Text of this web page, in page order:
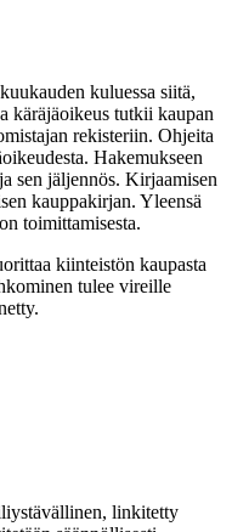
kuluessa siitä,
käräjäoikeus tutkii kaupan
rekisteriin. Ohjeita
Hakemukseen
sen jäljennös. Kirjaamisen
kauppakirjan. Yleensä
toimittamisesta.
kiinteistön kaupasta
tulee vireille
linkitetty